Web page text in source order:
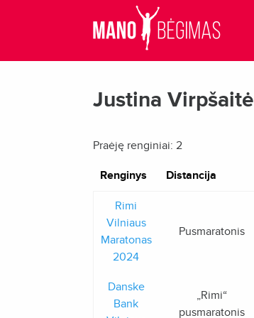
Justina Virpšaitė
Praėję renginiai: 2
Renginys Distancija
Rimi
Vilniaus
Maratonas
2024
Pusmaratonis
Danske
Bank
„Rimi“
pusmaratonis